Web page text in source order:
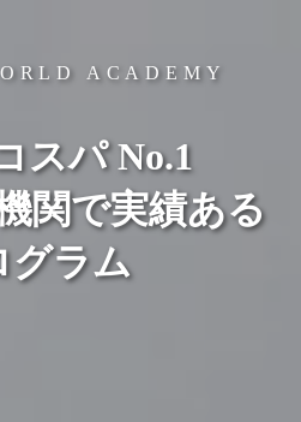
ACADEMY
スパ No.1
関で実績ある
グラム